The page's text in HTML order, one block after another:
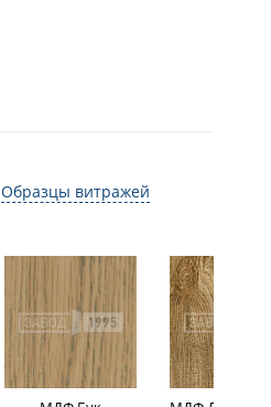
Образцы витражей